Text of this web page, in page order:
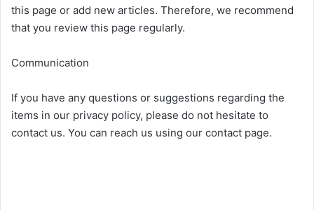
this page or add new articles. Therefore, we recommend
that you review this page regularly.
Communication
If you have any questions or suggestions regarding the
items in our privacy policy, please do not hesitate to
contact us. You can reach us using our contact page.